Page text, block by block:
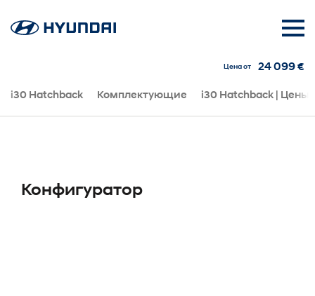
i30 Hatchback Комплектующие i30 Hatchback | Цены
Цена от 24 099 €
Конфигуратор